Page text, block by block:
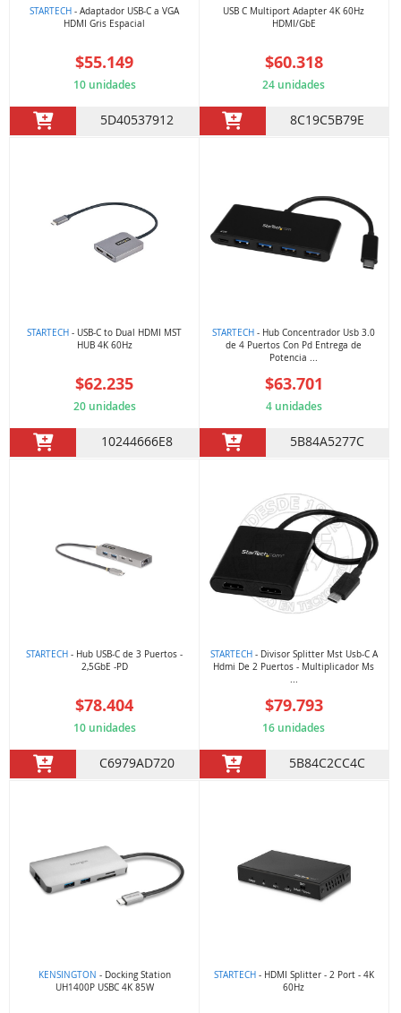
STARTECH - Adaptador USB-C a VGA
HDMI Gris Espacial
$55.149
10 unidades
5D40537912
USB C Multiport Adapter 4K 60Hz
HDMI/GbE
$60.318
24 unidades
8C19C5B79E
STARTECH - USB-C to Dual HDMI MST
HUB 4K 60Hz
$62.235
20 unidades
10244666E8
STARTECH - Hub Concentrador Usb 3.0
de 4 Puertos Con Pd Entrega de
Potencia ...
$63.701
4 unidades
5B84A5277C
STARTECH - Hub USB-C de 3 Puertos -
2,5GbE -PD
$78.404
10 unidades
C6979AD720
STARTECH- Divisor Splitter Mst Usb-C A
Hdmi De 2 Puertos - Multiplicador Ms
$79.793
16 unidades
5B84C2CC4C
KENSINGTON - Docking Station
UH1400P USBC 4K 85W
STARTECH - HDMI Splitter - 2 Port - 4K
60Hz